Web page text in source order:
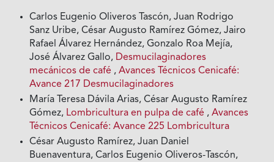
Carlos Eugenio Oliveros Tascón, Juan Rodrigo
Sanz Uribe, César Augusto Ramírez Gómez, Jairo
Rafael Álvarez Hernández, Gonzalo Roa Mejía,
José Álvarez Gallo, Desmucilaginadores
mecánicos de café ,Avances Técnicos Cenicafé:
Avance 217 Desmucilaginadores
María Teresa Dávila Arias, César Augusto Ramírez
Gómez, Lombricultura en pulpa de café ,Avances
Técnicos Cenicafé: Avance 225 Lombricultura
César Augusto Ramírez, Juan Daniel
Buenaventura, Carlos Eugenio Oliveros-Tascón,